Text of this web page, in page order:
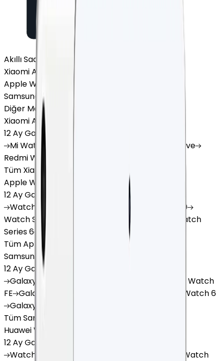
Akıllı Saat ve Bileklik
Xiaomi Akıllı Saat
Apple Watch
Samsung Watch
Diğer Markalar
Xiaomi Akıllı Saat
12 Ay Garanti
MiWatch
Watch 3 Active
RedmiWatch 5 Lite
Tüm Xiaomi Akıllı Saat'lar
Apple Watch
12 Ay Garanti
Watch Ultra
Series 9
WatchSeries 8
Watch
Series 6
Watch
Tüm Apple Watch'lar
Samsung Watch
12 Ay Garanti
Galaxy
Watch
FE Galaxy
Watch 6
Galaxy
Tüm Samsung Watch'lar
Huawei Watch
12 Ay Garanti
Watch
Watch